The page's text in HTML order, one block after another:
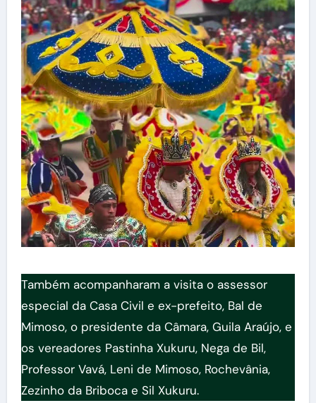
Também acompanharam a visita o assessor
especial da Casa Civil e ex-prefeito, Bal de
Mimoso, o presidente da Câmara, Guila Araújo, e
os vereadores Pastinha Xukuru, Nega de Bil,
Professor Vavá, Leni de Mimoso, Rochevânia,
Zezinho da Briboca e Sil Xukuru.